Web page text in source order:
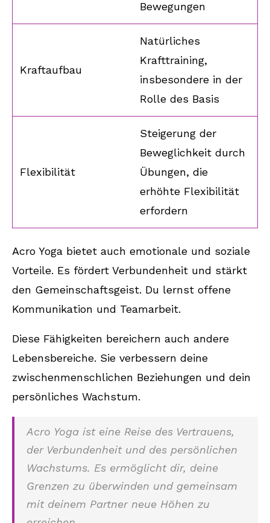
Bewegungen
Kraftaufbau
Natürliches
Krafttraining,
insbesondere in der
Rolle des Basis
Flexibilität
Steigerung der
Beweglichkeit durch
Übungen, die
erhöhte Flexibilität
erfordern
Acro Yoga bietet auch emotionale und soziale
Vorteile. Es fördert Verbundenheit und stärkt
den Gemeinschaftsgeist. Du lernst offene
Kommunikation und Teamarbeit.
Diese Fähigkeiten bereichern auch andere
Lebensbereiche. Sie verbessern deine
zwischenmenschlichen Beziehungen und dein
persönliches Wachstum.
Acro Yoga ist eine Reise des Vertrauens,
der Verbundenheit und des persönlichen
Wachstums. Es ermöglicht dir, deine
Grenzen zu überwinden und gemeinsam
mit deinem Partner neue Höhen zu